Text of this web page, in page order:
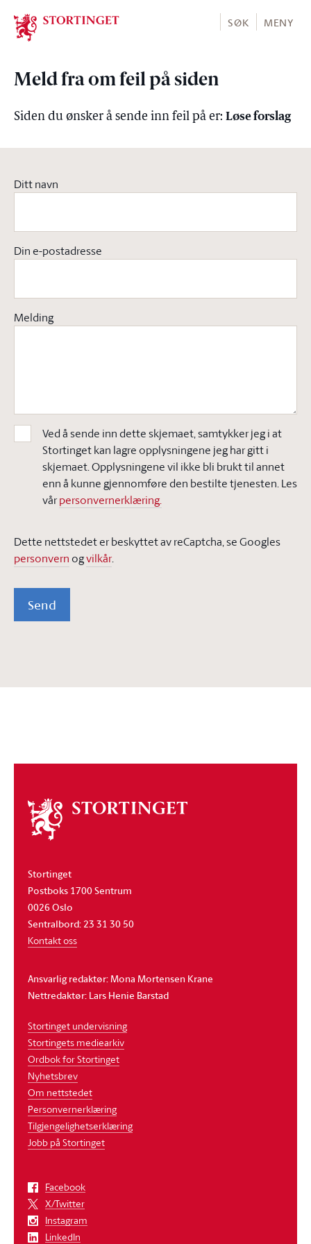
Stortinget.no
SØK MENY
Meld fra om feil på siden
Siden du ønsker å sende inn feil på er: Løse forslag
Ditt navn
Din e-postadresse
Melding
Ved å sende inn dette skjemaet, samtykker jeg i at
Stortinget kan lagre opplysningene jeg har gitt i
skjemaet. Opplysningene vil ikke bli brukt til annet
enn å kunne gjennomføre den bestilte tjenesten. Les
vårpersonvernerklæring.
Dette nettstedet er beskyttet av reCaptcha, se Googles
personvern ogvilkår.
Send
Om
stortinget
Stortinget
Postboks 1700 Sentrum
0026 Oslo
Sentralbord: 23 31 30 50
Kontakt oss
Ansvarlig redaktør: Mona Mortensen Krane
Nettredaktør: Lars Henie Barstad
Stortinget undervisning
Stortingets mediearkiv
Ordbok for Stortinget
Nyhetsbrev
Om nettstedet
Personvernerklæring
Tilgjengelighetserklæring
Jobb på Stortinget
Facebook
X/Twitter
Instagram
LinkedIn